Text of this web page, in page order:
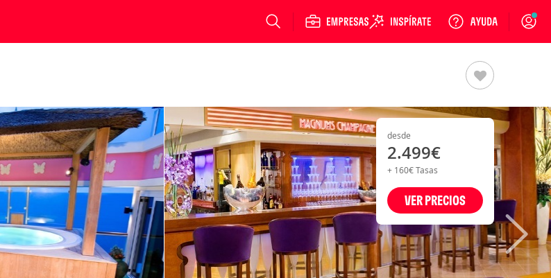
Login
desde
2.499€
+ 160€ Tasas
VER PRECIOS